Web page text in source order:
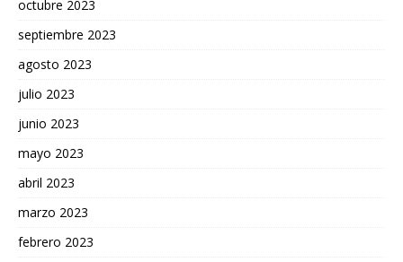
octubre 2023
septiembre 2023
agosto 2023
julio 2023
junio 2023
mayo 2023
abril 2023
marzo 2023
febrero 2023